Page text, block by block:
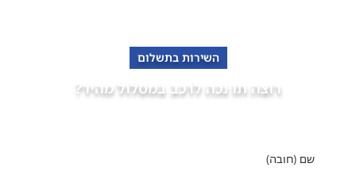
השירות בתשלום
רוצה תו נכה לרכב במסלול מהיר?